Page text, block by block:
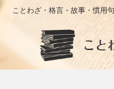
ことわざ・格言・故事・慣用